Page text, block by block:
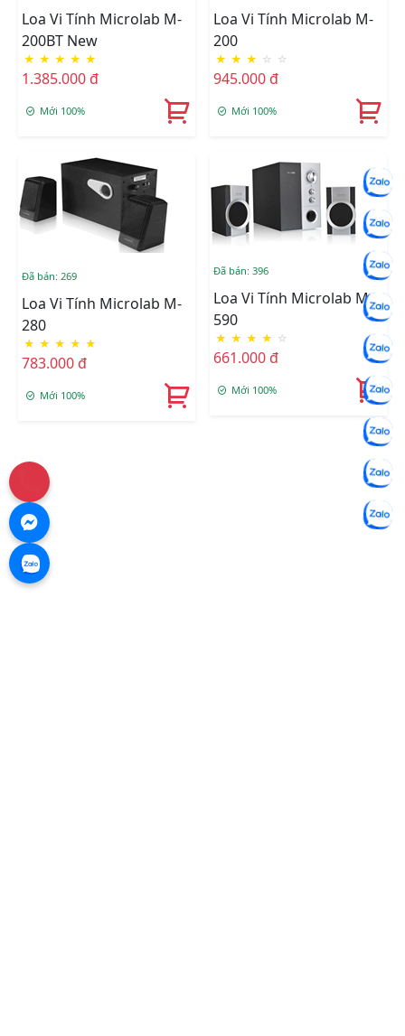
Loa Vi Tính Microlab M-
200BT New
★ ★ ★ ★ ★
1.385.000 đ
Mới 100%
Loa Vi Tính Microlab M-
200
★ ★ ★ ☆ ☆
945.000 đ
Mới 100%
Đã bán: 269
Loa Vi Tính Microlab M-
280
★ ★ ★ ★ ★
783.000 đ
Mới 100%
Đã bán: 396
Loa Vi Tính Microlab M-
590
★ ★ ★ ★ ☆
661.000 đ
Mới 100%